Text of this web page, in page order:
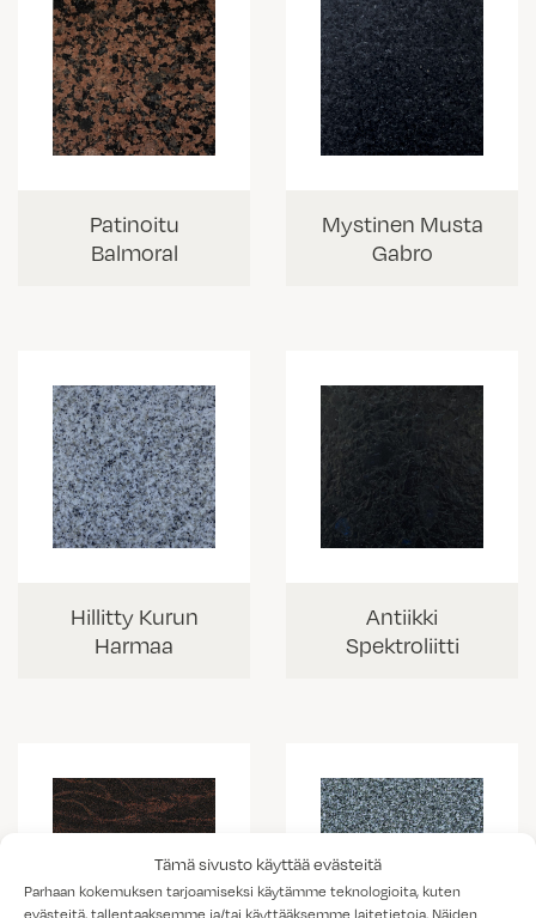
Tämä sivusto käyttää evästeitä
Parhaan kokemuksen tarjoamiseksi käytämme teknologioita, kuten
evästeitä, tallentaaksemme ja/tai käyttääksemme laitetietoja. Näiden
Patinoitu
Balmoral
Mystinen Musta
Gabro
Hillitty Kurun
Harmaa
Antiikki
Spektroliitti